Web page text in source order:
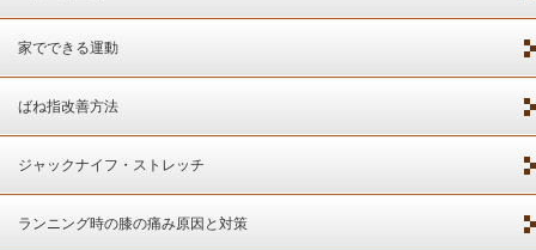
家でできる運動
ばね指改善方法
ジャックナイフ・ストレッチ
ランニング時の膝の痛み原因と対策